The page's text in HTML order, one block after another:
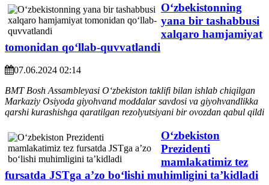
Oʻzbekistonning
yana bir tashabbusi
xalqaro hamjamiyat
tomonidan qoʻllab-quvvatlandi
07.06.2024 02:14
BMT Bosh Assambleyasi Oʻzbekiston taklifi bilan ishlab chiqilgan
Markaziy Osiyoda giyohvand moddalar savdosi va giyohvandlikka
qarshi kurashishga qaratilgan rezolyutsiyani bir ovozdan qabul qildi
O‘zbekiston
Prezidenti
mamlakatimiz tez
fursatda JSTga a’zo bo‘lishi muhimligini ta’kidladi